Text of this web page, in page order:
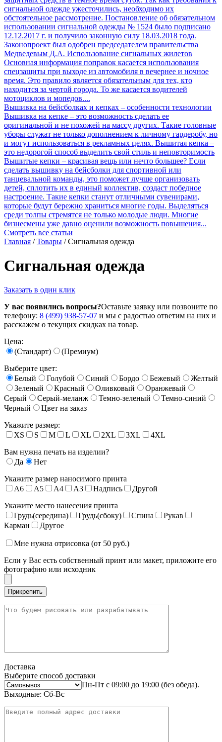
сигнальной одежде ужесточились, необходимо их
обстоятельное рассмотрение. Постановление об обязательном
использовании сигнальной одежды № 1524 было подписано
12.12.2017 г. и получило законную силу 18.03.2018 года.
Законопроект был одобрен председателем правительства
Медведевым Д.А. Использование сигнальных жилетов
Основная информация поправок касается использования
спецзащиты при выходе из автомобиля в вечернее и ночное
время. Это правило является обязательным для тех, кто
находится за чертой города. То же касается водителей
мотоциклов и мопедов....
Вышивка на бейсболках и кепках – особенности технологии
Вышивка на кепке – это возможность сделать ее
оригинальной и не похожей на массу других. Такие головные
уборы служат не только дополнением к личному гардеробу, но
и могут использоваться в рекламных целях. Вышитая кепка –
это недорогой способ выделить свой стиль и неповторимость
Вышитые кепки – красивая вещь или нечто большее? Если
сделать вышивку на бейсболки для спортивной или
танцевальной команды, это поможет лучше организовать
детей, сплотить их в единый коллектив, создаст победное
настроение. Такие кепки станут отличными сувенирами,
которые будут бережно храниться многие годы. Выделяться
среди толпы стремятся не только молодые люди. Многие
бизнесмены уже давно оценили возможность повышения...
Смотреть все статьи
Главная /Товары /Сигнальная одежда
Сигнальная одежда
Заказать в один клик
У вас появились вопросы?Оставьте заявку или позвоните по
телефону: 8 (499) 938-57-07 и мы с радостью ответим на них и
расскажем о текущих скидках на товар.
Цена:
(Стандарт)
(Премиум)
Выберите цвет:
Белый
Голубой Синий Бордо Бежевый
Желтый
Зеленый
Красный Оливковый
Оранжевый
Серый
Серый-меланж Темно-зеленый
Темно-синий
Черный
Цвет на заказ
Укажите размер:
XS
S M L XL 2XL 3XL
4XL
Вам нужна печать на изделии?
Да
Нет
Укажите размер наносимого принта
A6
A5 A4 A3 Надпись
Другой
Укажите место нанесения принта
Грудь(середина)
Грудь(сбоку) Спина
Рукав
Карман
Другое
Мне нужна отрисовка (от 50 руб.)
Если у Вас есть собственный принт или макет, приложите его
фотографию или исходник
Доставка
Выберите способ доставки
Пн-Пт с 09:00 до 19:00 (без обеда).
Выходные: Сб-Вс